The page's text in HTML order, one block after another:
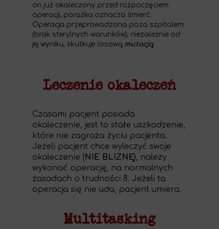
Multitasking
Czasami pacjent posiada
okaleczenie, jest to stałe uszkodzenie,
które nie zagraża życiu pacjenta.
Jeżeli pacjent chce wyleczyć swoje
okaleczenie (NIE BLIZNĘ), należy
wykonać operację, na normalnych
zasadach o trudności 8. Jeżeli ta
operacja się nie uda, pacjent umiera.
Leczenie okaleczeń
on już okaleczony przed rozpoczęciem
operacji, porażka oznacza śmierć.
Operacja przeprowadzona poza szpitalem
(brak sterylnych warunków), niezależnie od
jej wyniku, skutkuje losową mutacją.